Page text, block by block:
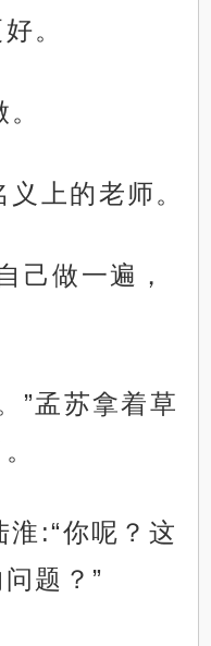
。
上的老师。
己做一遍，
”孟苏拿着草
淮:“你呢？这
题？”